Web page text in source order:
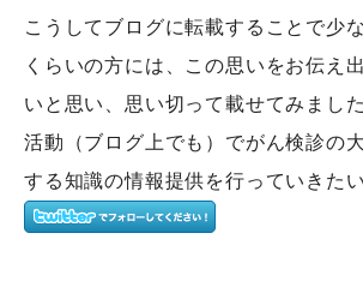
こうしてブログに転載することで少
くらいの方には、この思いをお伝え
いと思い、思い切って載せてみまし
活動（ブログ上でも）でがん検診の
する知識の情報提供を行っていきた